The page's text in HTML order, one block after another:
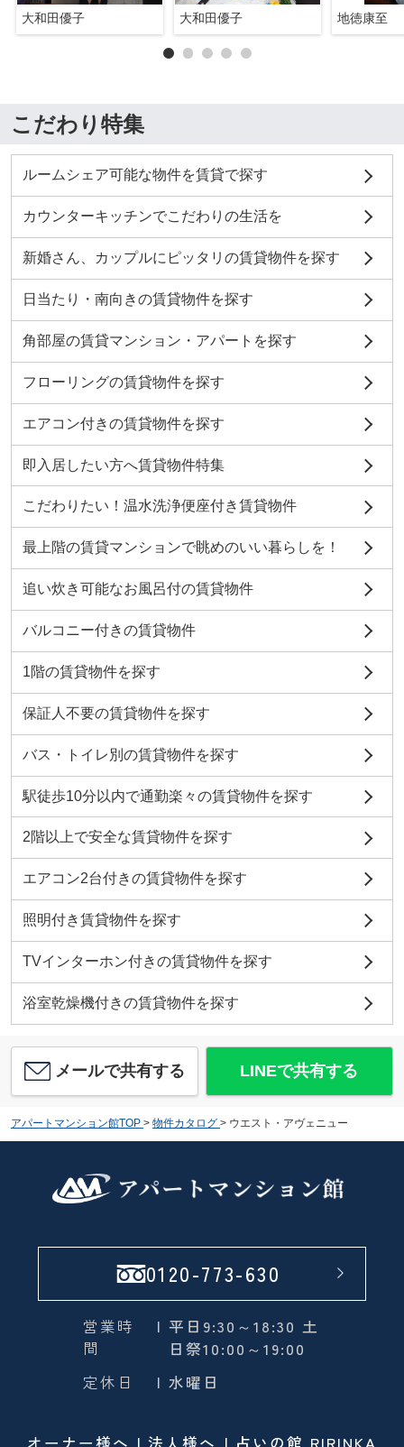
大和田優子 大和田優子 地徳康至
こだわり特集
ルームシェア可能な物件を賃貸で探す
カウンターキッチンでこだわりの生活を
新婚さん、カップルにピッタリの賃貸物件を探す
日当たり・南向きの賃貸物件を探す
角部屋の賃貸マンション・アパートを探す
フローリングの賃貸物件を探す
エアコン付きの賃貸物件を探す
即入居したい方へ賃貸物件特集
こだわりたい！温水洗浄便座付き賃貸物件
最上階の賃貸マンションで眺めのいい暮らしを！
追い炊き可能なお風呂付の賃貸物件
バルコニー付きの賃貸物件
1階の賃貸物件を探す
保証人不要の賃貸物件を探す
バス・トイレ別の賃貸物件を探す
駅徒歩10分以内で通勤楽々の賃貸物件を探す
2階以上で安全な賃貸物件を探す
エアコン2台付きの賃貸物件を探す
照明付き賃貸物件を探す
TVインターホン付きの賃貸物件を探す
浴室乾燥機付きの賃貸物件を探す
メールで共有する LINEで共有する
アパートマンション館TOP > 物件カタログ > ウエスト・アヴェニュー
0120-773-630
営業時
間
| 平日9:30～18:30 土
日祭10:00～19:00
定休日
| 水曜日
オーナー様へ 法人様へ 占いの館 RIRINKA